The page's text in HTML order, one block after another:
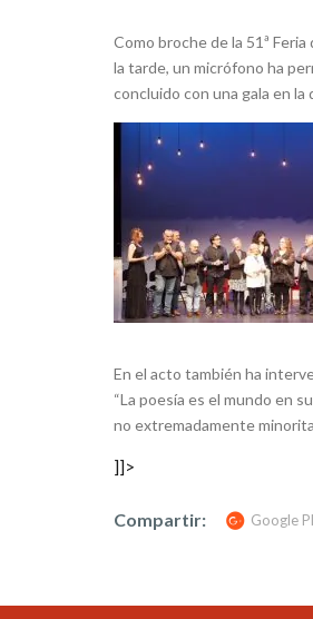
Como broche de la 51ª
la tarde, un micrófono ha
concluido con una gala en
En el acto también ha
“La poesía es el mundo en
no extremadamente
]]>
Compartir: Google